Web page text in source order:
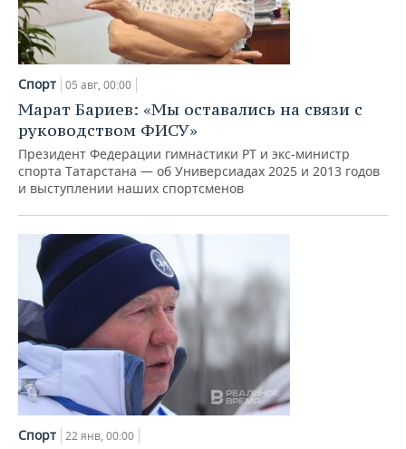
Спорт 05 авг, 00:00
Марат Бариев: «Мы оставались на связи с
руководством ФИСУ»
Президент Федерации гимнастики РТ и экс-министр
спорта Татарстана — об Универсиадах 2025 и 2013 годов
и выступлении наших спортсменов
Спорт 22 янв, 00:00